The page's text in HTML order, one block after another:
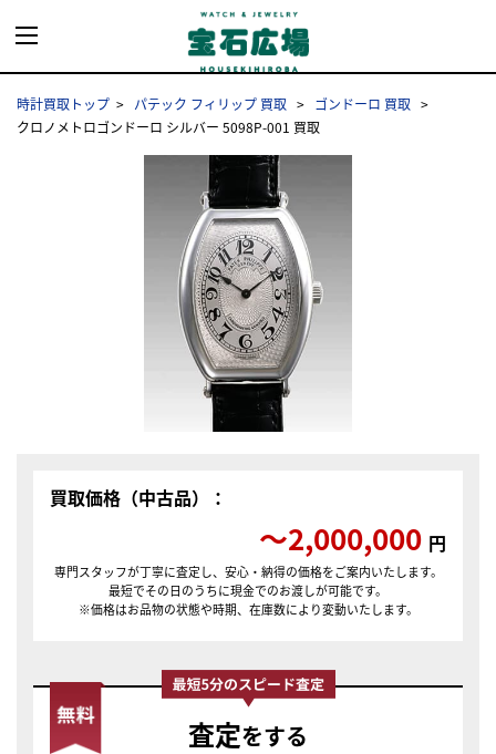
時計買取トップ パテック フィリップ 買取
ゴンドーロ 買取
クロノメトロゴンドーロ シルバー 5098P-001 買取
買取価格（中古品）：
〜2,000,000 円
専門スタッフが丁寧に査定し、安心・納得の価格をご案内いたします。
最短でその日のうちに現金でのお渡しが可能です。
※価格はお品物の状態や時期、在庫数により変動いたします。
査定をする